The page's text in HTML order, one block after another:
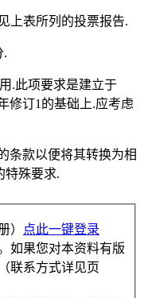
上表所列的投票报告.
.
.此项要求是建立于
修订1的基础上.应考虑
条款以便将其转换为相
特殊要求.
）
点此一键登录
如果您对本资料有版
联系方式详见页